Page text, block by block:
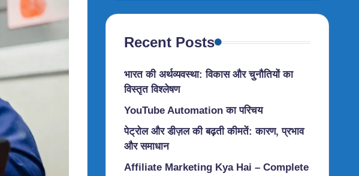
Recent Posts
भारत की अर्थव्यवस्था: विकास और चुनौतियों का
विस्तृत विश्लेषण
YouTube Automation का परिचय
पेट्रोल और डीज़ल की बढ़ती कीमतें: कारण, प्रभाव
और समाधान
Affiliate Marketing Kya Hai – Complete